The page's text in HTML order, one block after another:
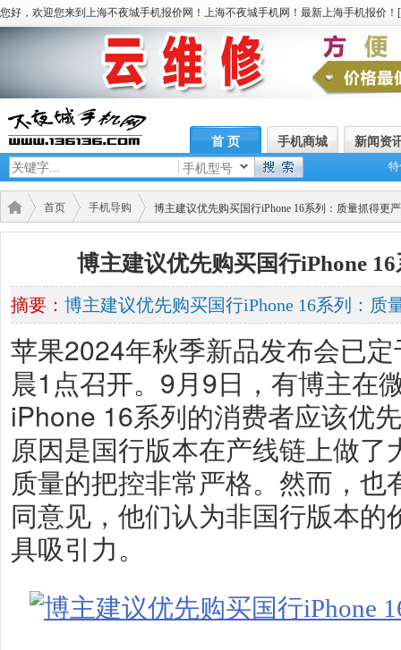
您好，欢迎您来到上海不夜城手机报价网！上海不夜城手机网！最新上海手机报价！[
首 页 手机商城
新闻资
手机型号
首页 手机导购 博主建议优先购买国行iPhone 16系列：质量抓得更严
博主建议优先购买国行iPhone
摘要： 博主建议优先购买国行iPhone 16系列：质
苹果2024年秋季新品发布会已
晨1点召开。9月9日，有博主在
iPhone 16系列的消费者应该优
原因是国行版本在产线链上做
质量的把控非常严格。然而，
同意见，他们认为非国行版本的
具吸引力。